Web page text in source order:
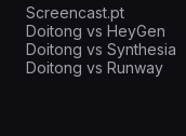
Screencast.pt
Doitong vs HeyGen
Doitong vs Synthesia
Doitong vs Runway